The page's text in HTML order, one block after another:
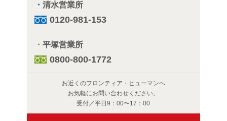
・ 清水営業所
0120-981-153
・ 平塚営業所
0800-800-1772
お近くのフロンティア・ヒューマンへ
お気軽にお問い合わせください。
受付／平日9：00〜17：00